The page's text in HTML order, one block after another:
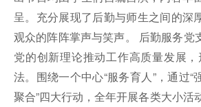
呈。充分展现了后勤与师生之间的深
观众的阵阵掌声与笑声。 后勤服务党
党的创新理论推动工作高质量发展，
法。围绕一个中心“服务育人”，通过“
聚合”四大行动，全年开展各类大小活